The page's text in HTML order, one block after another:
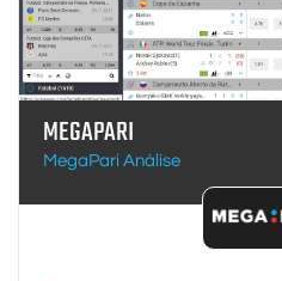
MEGAPARI
MegaPari Análise